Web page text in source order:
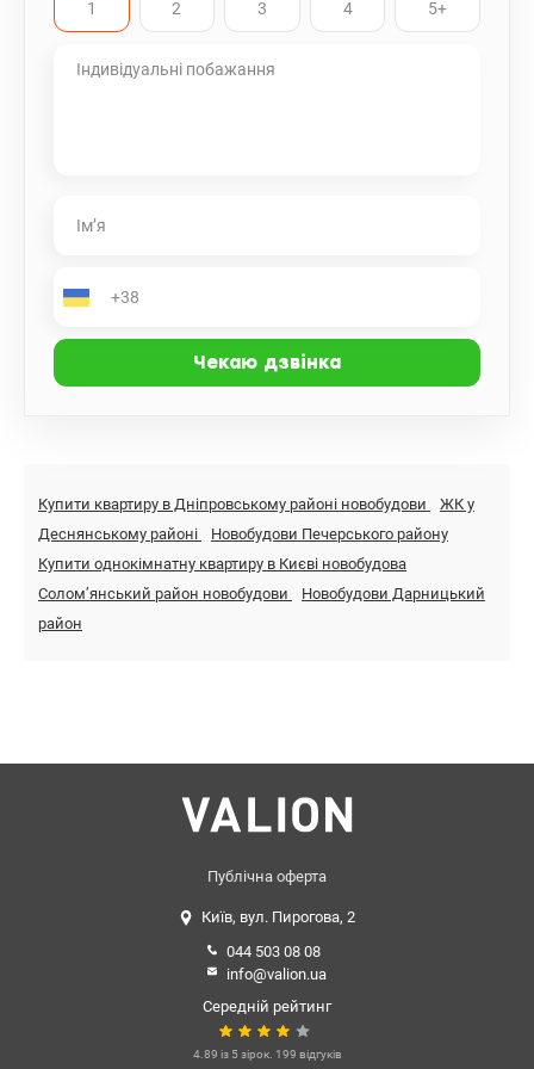
родини. ЖК Паркова Вежа межує з : ЖК Паркове місто, тож для
Вашої зручності: дитячі ігрові і спортивні майданчики, корти;
дитячий садок; підземний автопаркінг; кафе і ресторани;
відділення банку; аптека; амбулаторна приймальня лікаря
комфортного життя. Розглянемо державні програми.
1 2 3 4 5+
Купити квартиру в Дніпровському районі новобудови
ЖК у
Деснянському районі
Новобудови Печерського району
Купити однокімнатну квартиру в Києві новобудова
Солом’янський район новобудови
Новобудови Дарницький
район
Публічна оферта
Київ, вул. Пирогова, 2
044 503 08 08
info@valion.ua
Середній рейтинг
4.89 із 5 зірок. 199 відгуків